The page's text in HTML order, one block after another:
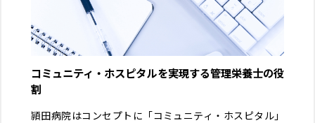
コミュニティ・ホスピタルを実現する管理栄養士の役
割
頴田病院はコンセプトに「コミュニティ・ホスピタル」